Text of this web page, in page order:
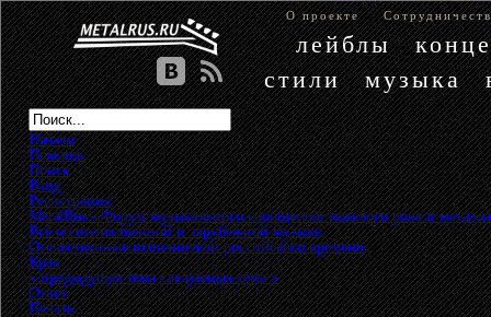
О проекте
лейблы
стили
музыка
Начало
Помощь
Поиск
Вход
Регистрация
MetalRus - Форум музыкального сообщества тяжелого рока и металла
Всё об отечественной и зарубежной музыке»
Отечественные исполнители российского времени»
Крэк
« предыдущая тема следующая тема »
Ответ
Печать